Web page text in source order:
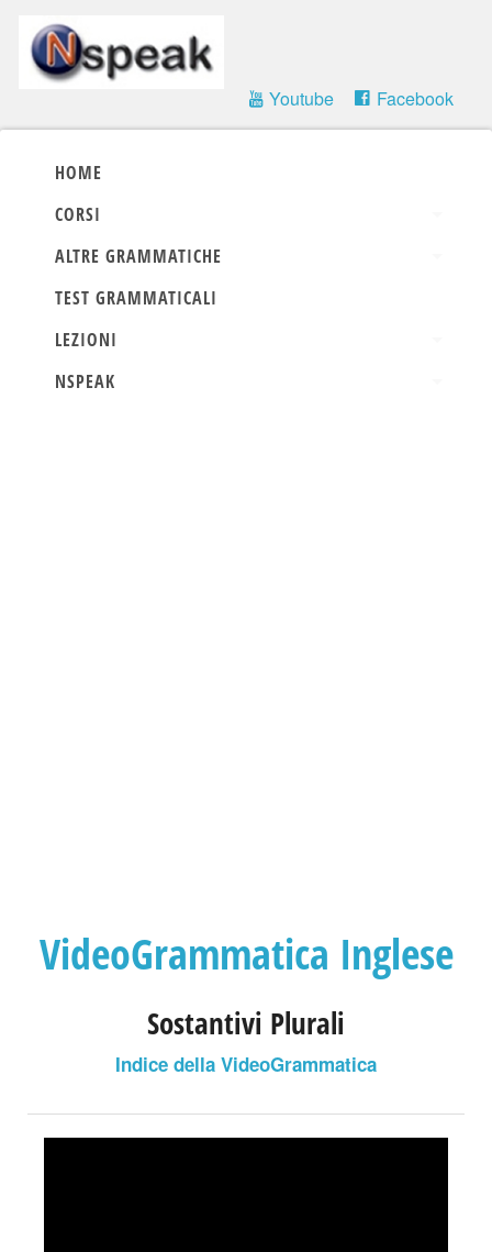
Youtube Facebook
HOME
CORSI
ALTRE GRAMMATICHE
TEST GRAMMATICALI
LEZIONI
NSPEAK
VideoGrammatica Inglese
Sostantivi Plurali
Indice della VideoGrammatica